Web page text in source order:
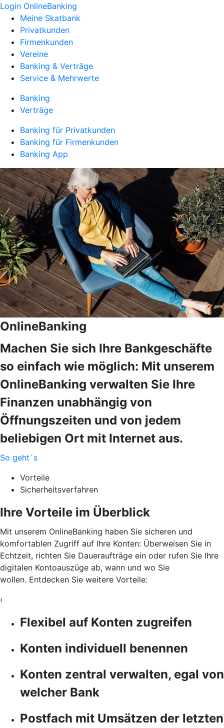
Login OnlineBanking
Meine Skatbank
Privatkunden
Firmenkunden
Vereine
Banking & Verträge
Service & Mehrwerte
Banking
Verträge
Banking für Privatkunden
Banking für Firmenkunden
Banking App
OnlineBanking
Machen Sie sich Ihre Bankgeschäfte
so einfach wie möglich: Mit unserem
OnlineBanking verwalten Sie Ihre
Finanzen unabhängig von
Öffnungszeiten und von jedem
beliebigen Ort mit Internet aus.
So geht´s
Vorteile
Sicherheitsverfahren
Ihre Vorteile im Überblick
Mit unserem OnlineBanking haben Sie sicheren und
komfortablen Zugriff auf Ihre Konten: Überweisen Sie in
Echtzeit, richten Sie Daueraufträge ein oder rufen Sie Ihre
digitalen Kontoauszüge ab, wann und wo Sie
wollen. Entdecken Sie weitere Vorteile:
‹
Flexibel auf Konten zugreifen
Konten individuell benennen
Konten zentral verwalten, egal von
welcher Bank
Postfach mit Umsätzen der letzten